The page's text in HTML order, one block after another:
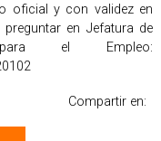
oficial y con validez en
en Jefatura de
el Empleo:
Compartir en: